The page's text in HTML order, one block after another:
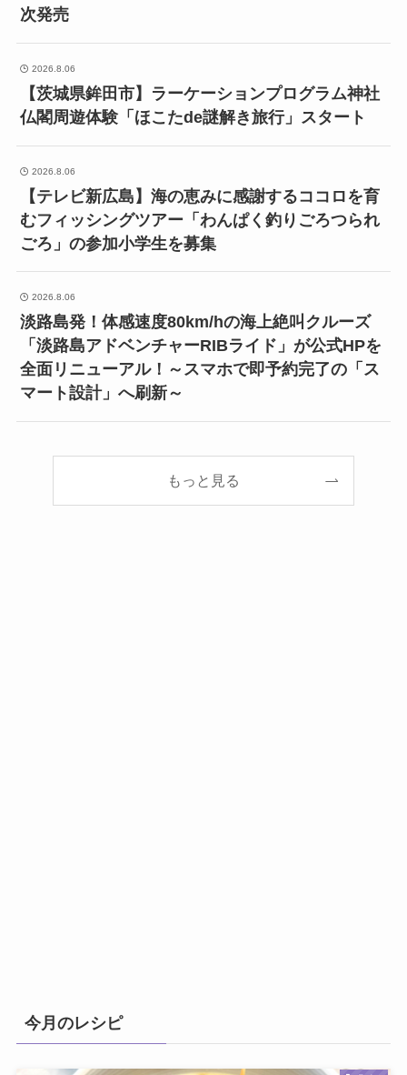
次発売
2026.8.06
【茨城県鉾田市】ラーケーションプログラム神社
仏閣周遊体験「ほこたde謎解き旅行」スタート
2026.8.06
【テレビ新広島】海の恵みに感謝するココロを育
むフィッシングツアー「わんぱく釣りごろつられ
ごろ」の参加小学生を募集
2026.8.06
淡路島発！体感速度80km/hの海上絶叫クルーズ
「淡路島アドベンチャーRIBライド」が公式HPを
全面リニューアル！～スマホで即予約完了の「ス
マート設計」へ刷新～
もっと見る
今月のレシピ